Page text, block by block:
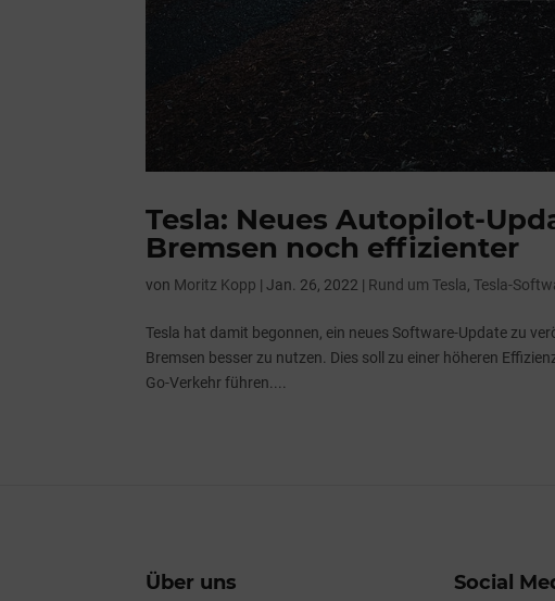
Tesla: Neues Autopilot-
Bremsen noch effizienter
von Moritz Kopp |Jan. 26, 2022 | Rund um Tesla,Tesla-
Tesla hat damit begonnen, ein neues Software-Update zu
Bremsen besser zu nutzen. Dies soll zu einer höheren
Go-Verkehr führen....
Über uns Social